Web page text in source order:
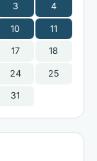
3 4
10 11
17 18
24 25
31